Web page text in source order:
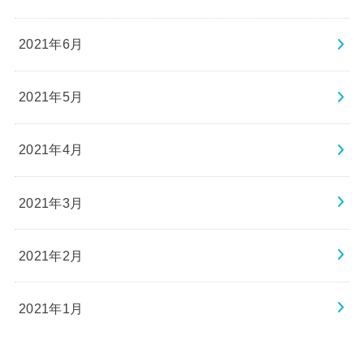
2021年6月
2021年5月
2021年4月
2021年3月
2021年2月
2021年1月